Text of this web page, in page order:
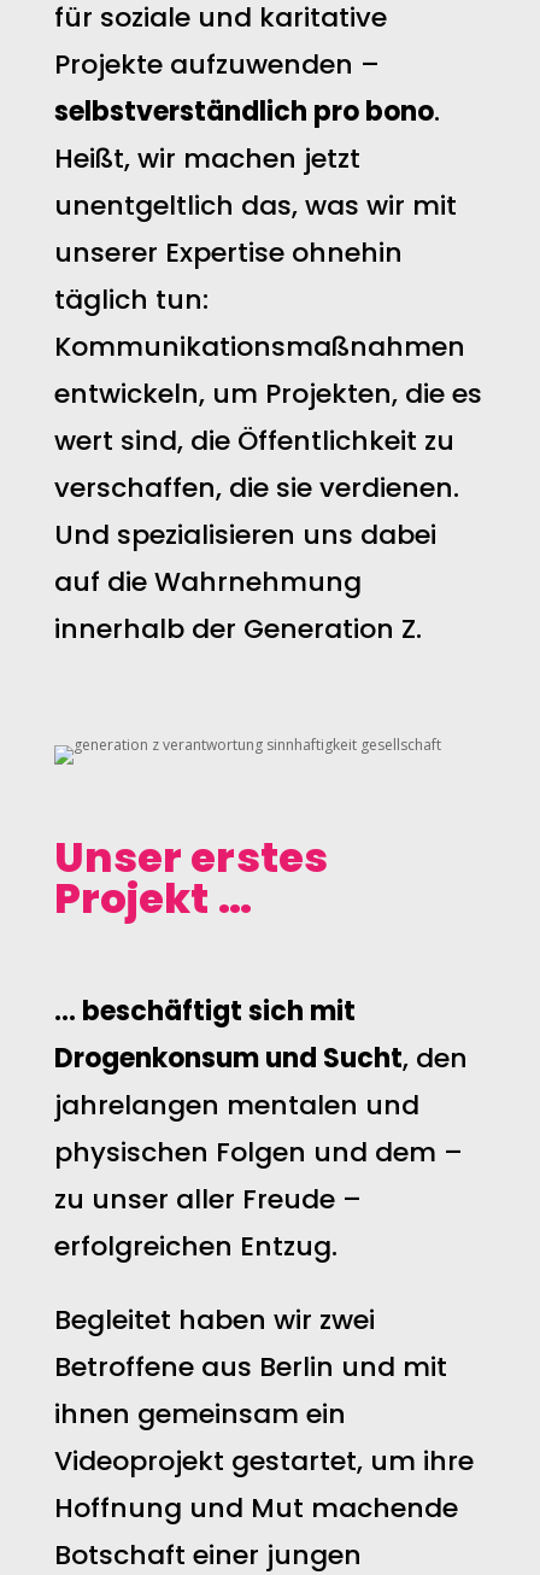
für soziale und karitative
Projekte aufzuwenden –
selbstverständlich pro bono.
Heißt, wir machen jetzt
unentgeltlich das, was wir mit
unserer Expertise ohnehin
täglich tun:
Kommunikationsmaßnahmen
entwickeln, um Projekten, die es
wert sind, die Öffentlichkeit zu
verschaffen, die sie verdienen.
Und spezialisieren uns dabei
auf die Wahrnehmung
innerhalb der Generation Z.
Unser erstes
Projekt …
… beschäftigt sich mit
Drogenkonsum und Sucht, den
jahrelangen mentalen und
physischen Folgen und dem –
zu unser aller Freude –
erfolgreichen Entzug.
Begleitet haben wir zwei
Betroffene aus Berlin und mit
ihnen gemeinsam ein
Videoprojekt gestartet, um ihre
Hoffnung und Mut machende
Botschaft einer jungen